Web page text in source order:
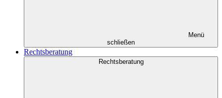
Menü
schließen
Rechtsberatung
Rechtsberatung